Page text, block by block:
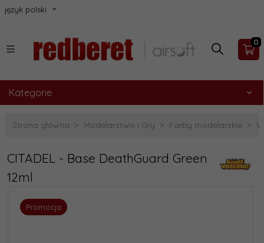
język polski
0
Kategorie
Strona główna Modelarstwo i Gry Farby modelarskie
CITADEL - Base DeathGuard Green
12ml
Promocja